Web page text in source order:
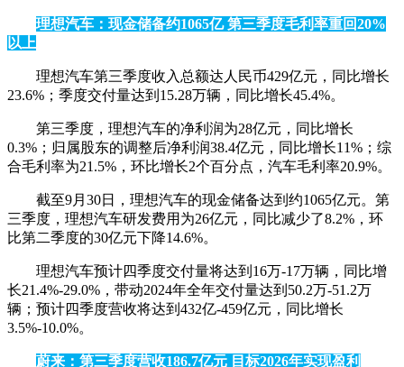
理想汽车：现金储备约1065亿 第三季度毛利率重回20%
以上
理想汽车第三季度收入总额达人民币429亿元，同比增长
23.6%；季度交付量达到15.28万辆，同比增长45.4%。
第三季度，理想汽车的净利润为28亿元，同比增长
0.3%；归属股东的调整后净利润38.4亿元，同比增长11%；综
合毛利率为21.5%，环比增长2个百分点，汽车毛利率20.9%。
截至9月30日，理想汽车的现金储备达到约1065亿元。第
三季度，理想汽车研发费用为26亿元，同比减少了8.2%，环
比第二季度的30亿元下降14.6%。
理想汽车预计四季度交付量将达到16万-17万辆，同比增
长21.4%-29.0%，带动2024年全年交付量达到50.2万-51.2万
辆；预计四季度营收将达到432亿-459亿元，同比增长
3.5%-10.0%。
蔚来：第三季度营收186.7亿元 目标2026年实现盈利